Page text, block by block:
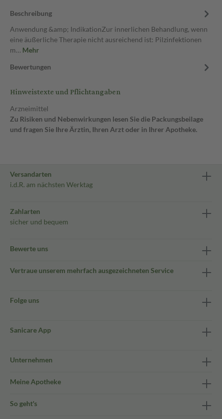
Beschreibung
Anwendung &amp; IndikationZur innerlichen Behandlung, wenn
eine äußerliche Therapie nicht ausreichend ist: Pilzinfektionen
m… Mehr
Bewertungen
Hinweistexte und Pflichtangaben
Arzneimittel
Zu Risiken und Nebenwirkungen lesen Sie die Packungsbeilage
und fragen Sie Ihre Ärztin, Ihren Arzt oder in Ihrer Apotheke.
Versandarten
i.d.R. am nächsten Werktag
Zahlarten
sicher und bequem
Bewerte uns
Vertraue unserem mehrfach ausgezeichneten Service
Folge uns
Sanicare App
Unternehmen
Meine Apotheke
So geht's